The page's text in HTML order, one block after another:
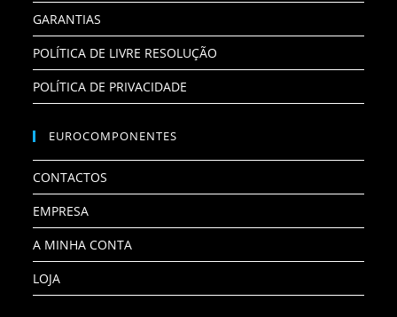
GARANTIAS
POLÍTICA DE LIVRE RESOLUÇÃO
POLÍTICA DE PRIVACIDADE
EUROCOMPONENTES
CONTACTOS
EMPRESA
A MINHA CONTA
LOJA